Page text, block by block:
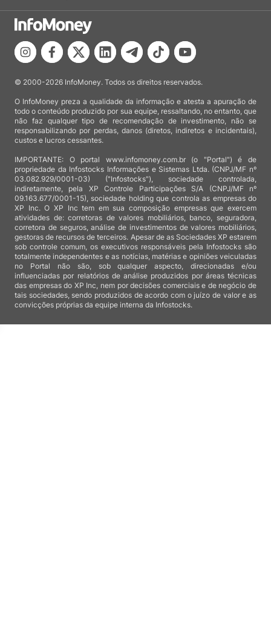
© 2000-2026 InfoMoney. Todos os direitos reservados.
O InfoMoney preza a qualidade da informação e atesta a apuração de
todo o conteúdo produzido por sua equipe, ressaltando, no entanto, que
não faz qualquer tipo de recomendação de investimento, não se
responsabilizando por perdas, danos (diretos, indiretos e incidentais),
custos e lucros cessantes.
IMPORTANTE: O portal www.infomoney.com.br (o "Portal") é de
propriedade da Infostocks Informações e Sistemas Ltda. (CNPJ/MF nº
03.082.929/0001-03) ("Infostocks"), sociedade controlada,
indiretamente, pela XP Controle Participações S/A (CNPJ/MF nº
09.163.677/0001-15), sociedade holding que controla as empresas do
XP Inc. O XP Inc tem em sua composição empresas que exercem
atividades de: corretoras de valores mobiliários, banco, seguradora,
corretora de seguros, análise de investimentos de valores mobiliários,
gestoras de recursos de terceiros. Apesar de as Sociedades XP estarem
sob controle comum, os executivos responsáveis pela Infostocks são
totalmente independentes e as notícias, matérias e opiniões veiculadas
no Portal não são, sob qualquer aspecto, direcionadas e/ou
influenciadas por relatórios de análise produzidos por áreas técnicas
das empresas do XP Inc, nem por decisões comerciais e de negócio de
tais sociedades, sendo produzidos de acordo com o juízo de valor e as
convicções próprias da equipe interna da Infostocks.